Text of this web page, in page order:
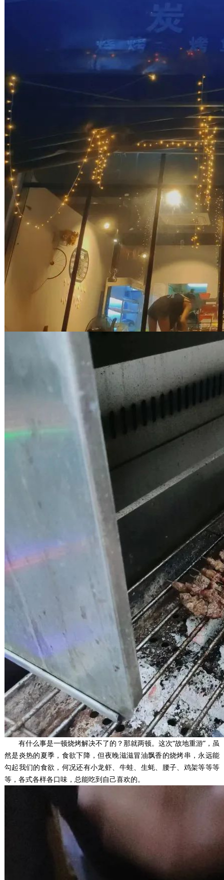
有什么事是一顿烧烤解决不了的？那就两顿。这次“故地重游”，虽
然是炎热的夏季，食欲下降，但夜晚滋滋冒油飘香的烧烤串，永远能
勾起我们的食欲，何况还有小龙虾、牛蛙、生蚝、腰子、鸡架等等等
等，各式各样各口味，总能吃到自己喜欢的。